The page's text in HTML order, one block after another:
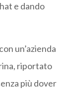
e dando
un’azienda
riportato
più dover